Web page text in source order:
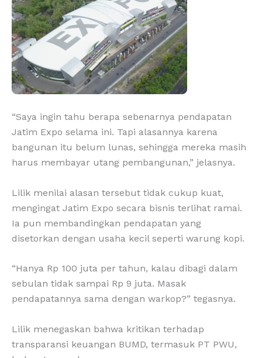
“Saya ingin tahu berapa sebenarnya pendapatan
Jatim Expo selama ini. Tapi alasannya karena
bangunan itu belum lunas, sehingga mereka masih
harus membayar utang pembangunan,” jelasnya.
Lilik menilai alasan tersebut tidak cukup kuat,
mengingat Jatim Expo secara bisnis terlihat ramai.
Ia pun membandingkan pendapatan yang
disetorkan dengan usaha kecil seperti warung kopi.
“Hanya Rp 100 juta per tahun, kalau dibagi dalam
sebulan tidak sampai Rp 9 juta. Masak
pendapatannya sama dengan warkop?” tegasnya.
Lilik menegaskan bahwa kritikan terhadap
transparansi keuangan BUMD, termasuk PT PWU,